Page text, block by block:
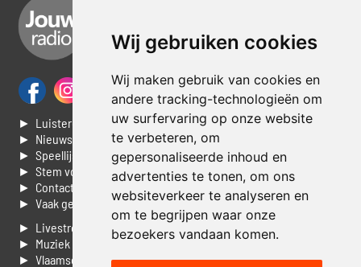
Wij gebruiken cookies
Wij maken gebruik van cookies en
andere tracking-technologieën om
uw surfervaring op onze website
te verbeteren, om
gepersonaliseerde inhoud en
advertenties te tonen, om ons
websiteverkeer te analyseren en
om te begrijpen waar onze
bezoekers vandaan komen.
► Luisteren naar Jouwradio
► Nieuws
► Speellijst
► Stem voor de Dag top 3
► Contacteer ons
► Vaak gestelde vragen
► Livestream informatie
► Muziek opzoeken
► Vlaamse 100 Aller tijden